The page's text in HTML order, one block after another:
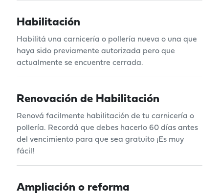
Habilitación
Habilitá una carnicería o pollería nueva o una que
haya sido previamente autorizada pero que
actualmente se encuentre cerrada.
Renovación de Habilitación
Renová facilmente habilitación de tu carnicería o
pollería. Recordá que debes hacerlo 60 días antes
del vencimiento para que sea gratuito ¡Es muy
fácil!
Ampliación o reforma